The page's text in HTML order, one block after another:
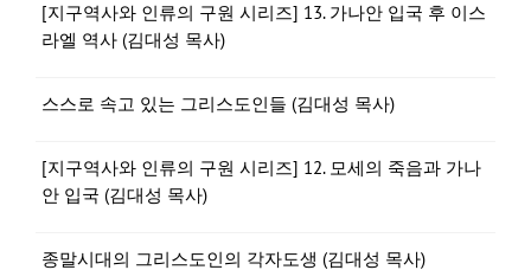
[지구역사와 인류의 구원 시리즈] 13. 가나안 입국 후 이스
라엘 역사 (김대성 목사)
스스로 속고 있는 그리스도인들 (김대성 목사)
[지구역사와 인류의 구원 시리즈] 12. 모세의 죽음과 가나
안 입국 (김대성 목사)
종말시대의 그리스도인의 각자도생 (김대성 목사)